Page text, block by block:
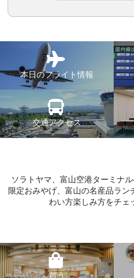
本日のフライト情報
交通アクセス
ソラトヤマ、富山空港ターミナル
限定おみやげ、富山の名産品ラン
わい方楽しみ方をチェ
買う